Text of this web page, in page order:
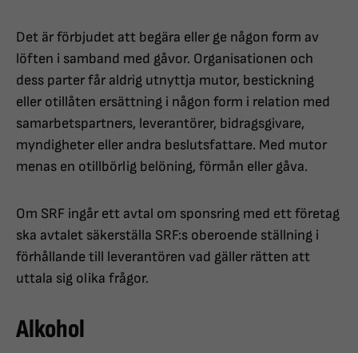
Det är förbjudet att begära eller ge någon form av
löften i samband med gåvor. Organisationen och
dess parter får aldrig utnyttja mutor, bestickning
eller otillåten ersättning i någon form i relation med
samarbetspartners, leverantörer, bidragsgivare,
myndigheter eller andra beslutsfattare. Med mutor
menas en otillbörlig belöning, förmån eller gåva.
Om SRF ingår ett avtal om sponsring med ett företag
ska avtalet säkerställa SRF:s oberoende ställning i
förhållande till leverantören vad gäller rätten att
uttala sig olika frågor.
Alkohol